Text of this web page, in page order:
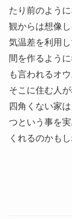
たり前のよう
観からは想像
気温差を利用
間を作るよう
も言われるオ
そこに住む人
四角くない家
つという事を
くれるのかもし